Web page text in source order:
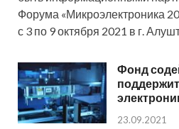
Форума «Микроэлектроника
с 3 по 9 октября 2021 в г.
Фонд
23.09.2021